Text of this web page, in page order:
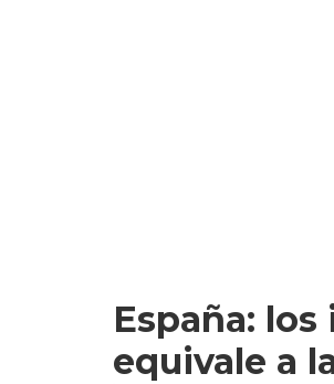
España:
equivale a